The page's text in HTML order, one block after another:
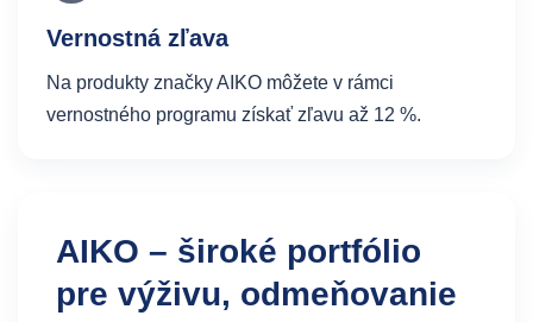
Vernostná zľava
Na produkty značky AIKO môžete v rámci
vernostného programu získať zľavu až 12 %.
AIKO – široké portfólio
pre výživu, odmeňovanie